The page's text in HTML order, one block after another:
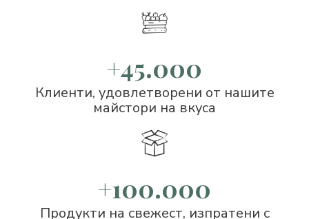
+45.000
Клиенти, удовлетворени от нашите
майстори на вкуса
+100.000
Продукти на свежест, изпратени с